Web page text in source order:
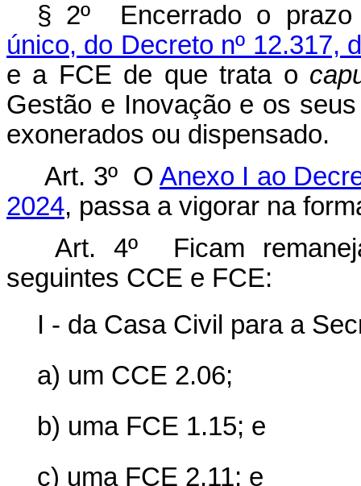
§ 2º Encerrado o
único, do Decreto nº 12.317,
e a FCE de que trata o
Gestão e Inovação e os
exonerados ou dispensado.
Art. 3º OAnexo I ao
2024, passa a vigorar na
Art. 4º Ficam
seguintes CCE e FCE:
I - da Casa Civil para a
a) um CCE 2.06;
b) uma FCE 1.15; e
c) uma FCE 2.11; e